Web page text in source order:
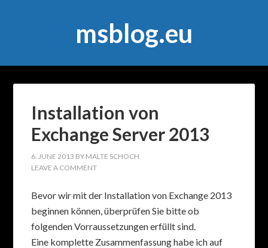
msblog.eu
Installation von
Exchange Server 2013
6. JUNE 2013 BY MALTE SCHOCH
LEAVE A COMMENT
Bevor wir mit der Installation von Exchange 2013
beginnen können, überprüfen Sie bitte ob
folgenden Vorraussetzungen erfüllt sind.
Eine komplette Zusammenfassung habe ich auf